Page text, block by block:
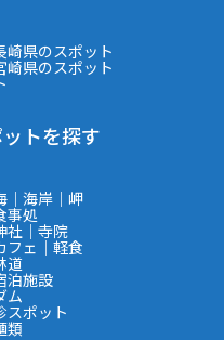
崎県のスポット
崎県のスポット
トを探す
｜海岸｜岬
事処
社｜寺院
フェ｜軽食
道
泊施設
ム
スポット
類